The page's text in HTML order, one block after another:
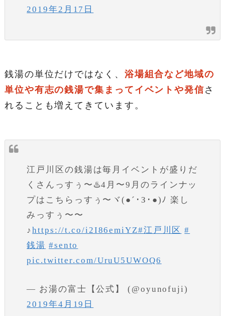
2019年2月17日
銭湯の単位だけではなく、 浴場組合など地域の
単位や有志の銭湯で集まってイベントや発信さ
れることも増えてきています。
江戸川区の銭湯は毎月イベントが盛りだ
くさんっすぅ〜♨️4月〜9月のラインナッ
プはこちらっすぅ〜ヾ(●´･З･●)ﾉ 楽し
みっすぅ〜〜
♪https://t.co/i2I86emiYZ#江戸川区 #
銭湯 #sento
pic.twitter.com/UruU5UWOQ6
— お湯の富士【公式】 (@oyunofuji)
2019年4月19日